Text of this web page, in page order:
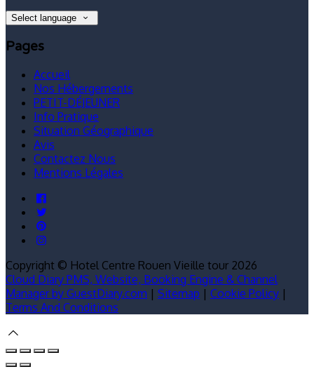
Select language
Pages
Accueil
Nos Hébergements
PETIT-DÉJEUNER
Info Pratique
Situation Géographique
Avis
Contactez Nous
Mentions Légales
Copyright © Hotel Centre Rouen Vieille tour 2026
Cloud Diary PMS, Website, Booking Engine & Channel
Manager by GuestDiary.com | Sitemap | Cookie Policy |
Terms And Conditions